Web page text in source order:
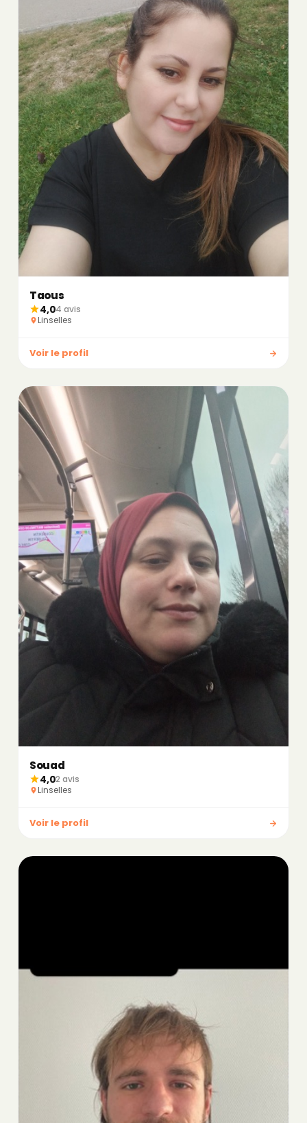
Taous
4,04 avis
Linselles
Voir le profil
Souad
4,02 avis
Linselles
Voir le profil